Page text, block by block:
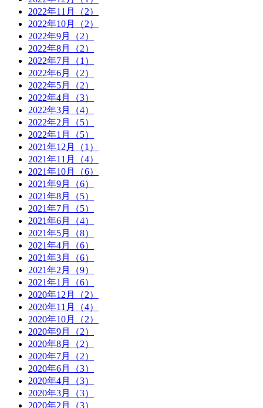
2022年11月（2）
2022年10月（2）
2022年9月（2）
2022年8月（2）
2022年7月（1）
2022年6月（2）
2022年5月（2）
2022年4月（3）
2022年3月（4）
2022年2月（5）
2022年1月（5）
2021年12月（1）
2021年11月（4）
2021年10月（6）
2021年9月（6）
2021年8月（5）
2021年7月（5）
2021年6月（4）
2021年5月（8）
2021年4月（6）
2021年3月（6）
2021年2月（9）
2021年1月（6）
2020年12月（2）
2020年11月（4）
2020年10月（2）
2020年9月（2）
2020年8月（2）
2020年7月（2）
2020年6月（3）
2020年4月（3）
2020年3月（3）
2020年2月（3）